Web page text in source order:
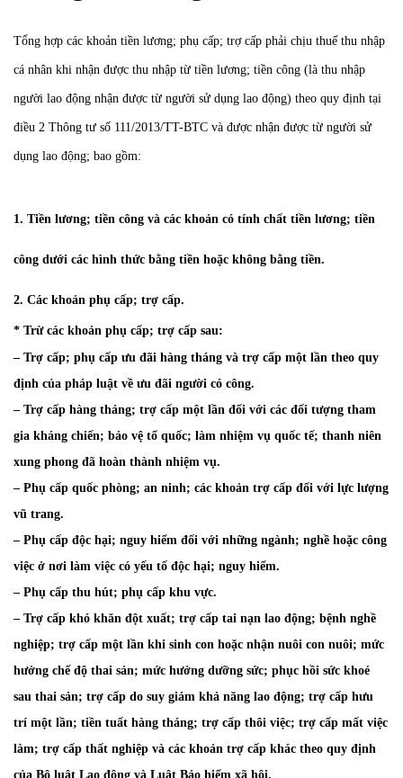
Tổng hợp các khoản tiền lương; phụ cấp; trợ cấp phải chịu thuế thu nhập
cá nhân khi nhận được thu nhập từ tiền lương; tiền công (là thu nhập
người lao động nhận được từ người sử dụng lao động) theo quy định tại
điều 2 Thông tư số 111/2013/TT-BTC và được nhận được từ người sử
dụng lao động; bao gồm:
1. Tiền lương; tiền công và các khoản có tính chất tiền lương; tiền
công dưới các hình thức bằng tiền hoặc không bằng tiền.
2. Các khoản phụ cấp; trợ cấp.
* Trừ các khoản phụ cấp; trợ cấp sau:
– Trợ cấp; phụ cấp ưu đãi hàng tháng và trợ cấp một lần theo quy
định của pháp luật về ưu đãi người có công.
– Trợ cấp hàng tháng; trợ cấp một lần đối với các đối tượng tham
gia kháng chiến; bảo vệ tổ quốc; làm nhiệm vụ quốc tế; thanh niên
xung phong đã hoàn thành nhiệm vụ.
– Phụ cấp quốc phòng; an ninh; các khoản trợ cấp đối với lực lượng
vũ trang.
– Phụ cấp độc hại; nguy hiểm đối với những ngành; nghề hoặc công
việc ở nơi làm việc có yếu tố độc hại; nguy hiểm.
– Phụ cấp thu hút; phụ cấp khu vực.
– Trợ cấp khó khăn đột xuất; trợ cấp tai nạn lao động; bệnh nghề
nghiệp; trợ cấp một lần khi sinh con hoặc nhận nuôi con nuôi; mức
hưởng chế độ thai sản; mức hưởng dưỡng sức; phục hồi sức khoẻ
sau thai sản; trợ cấp do suy giảm khả năng lao động; trợ cấp hưu
trí một lần; tiền tuất hàng tháng; trợ cấp thôi việc; trợ cấp mất việc
làm; trợ cấp thất nghiệp và các khoản trợ cấp khác theo quy định
của Bộ luật Lao động và Luật Bảo hiểm xã hội.